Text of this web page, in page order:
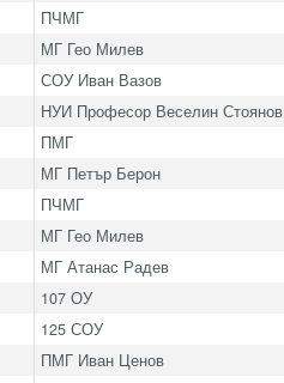
ПЧМГ
МГ Гео Милев
СОУ Иван Вазов
НУИ Професор Веселин Стоянов
ПМГ
МГ Петър Берон
ПЧМГ
МГ Гео Милев
МГ Атанас Радев
107 ОУ
125 СОУ
ПМГ Иван Ценов